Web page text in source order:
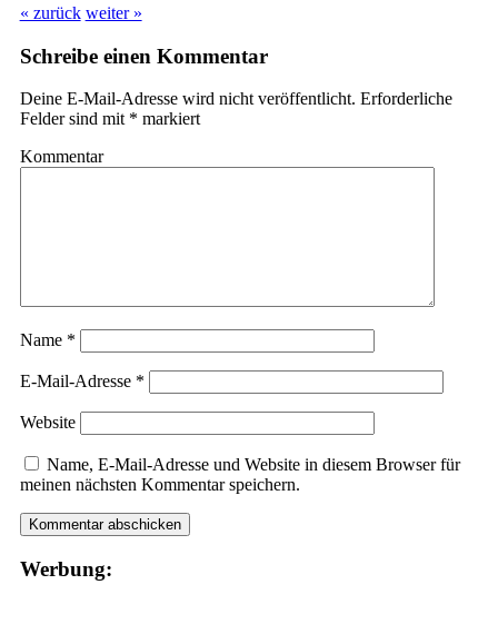
« zurück weiter »
Schreibe einen Kommentar
Deine E-Mail-Adresse wird nicht veröffentlicht. Erforderliche
Felder sind mit * markiert
Kommentar
Name *
E-Mail-Adresse *
Website
Name, E-Mail-Adresse und Website in diesem Browser für
meinen nächsten Kommentar speichern.
Werbung: